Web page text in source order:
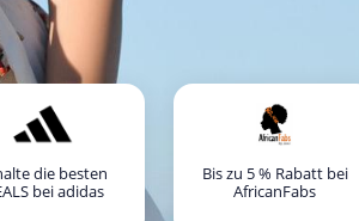
die besten
bei adidas
Bis zu 5 % Rabatt bei
AfricanFabs